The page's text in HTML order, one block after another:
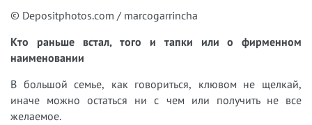
© Depositphotos.com / marcogarrincha
Кто раньше встал, того и тапки или о фирменном
наименовании
В большой семье, как говориться, клювом не щелкай,
иначе можно остаться ни с чем или получить не все
желаемое.